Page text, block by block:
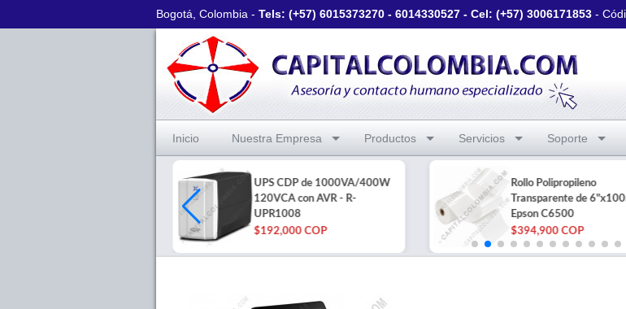
Bogotá, Colombia - Tels: (+57) 6015373270 - 6014330527 - Cel: (+57) 3006171853 -
Inicio Nuestra Empresa Productos Servicios Soporte
UPS CDP de 1000VA/400W
120VCA con AVR - R-
UPR1008
$192,000 COP
Rollo Polipropileno
Transparente de
Epson C6500
$394,900 COP